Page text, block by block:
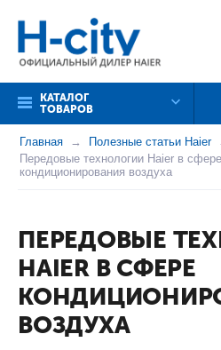
КАТАЛОГ
ТОВАРОВ
Главная
Полезные статьи Haier
Передовые технологии Haier в сфере
кондиционирования воздуха
ПЕРЕДОВЫЕ
HAIER В СФЕРЕ
ВОЗДУХА